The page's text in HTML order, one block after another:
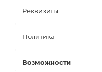
Реквизиты
Политика
Возможности